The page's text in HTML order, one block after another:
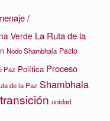
/
Verde La Ruta de la
Nodo Shambhala Pacto
Paz Política Proceso
de la Paz Shambhala
transición unidad